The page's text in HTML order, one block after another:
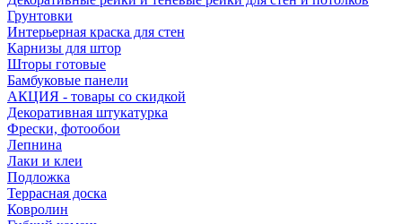
Грунтовки
Интерьерная краска для стен
Карнизы для штор
Шторы готовые
Бамбуковые панели
АКЦИЯ - товары со скидкой
Декоративная штукатурка
Фрески, фотообои
Лепнина
Лаки и клеи
Подложка
Террасная доска
Ковролин